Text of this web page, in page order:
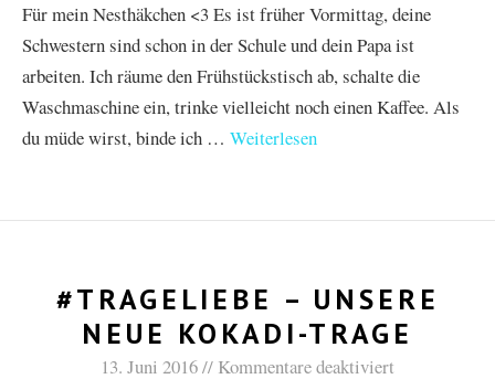
Für mein Nesthäkchen <3 Es ist früher Vormittag, deine
Schwestern sind schon in der Schule und dein Papa ist
arbeiten. Ich räume den Frühstückstisch ab, schalte die
Waschmaschine ein, trinke vielleicht noch einen Kaffee. Als
du müde wirst, binde ich … Weiterlesen
#TRAGELIEBE – UNSERE
NEUE KOKADI-TRAGE
13. Juni 2016 Kommentare deaktiviert